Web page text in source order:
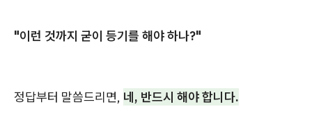
"이런 것까지 굳이 등기를 해야 하나?"
정답부터 말씀드리면, 네, 반드시 해야 합니다.